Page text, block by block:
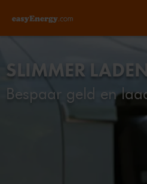
SLIMMER
Bespaar geld en